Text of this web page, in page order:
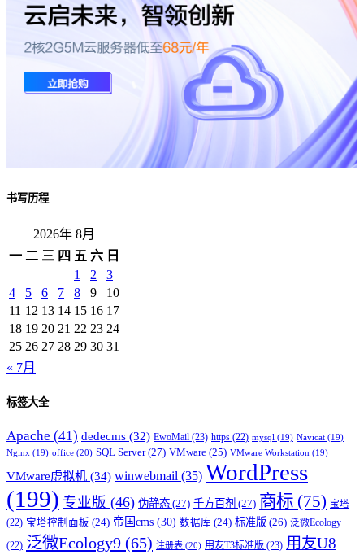
书写历程
2026年 8月
一 二 三 四 五 六 日
1
2
3
4
5 6 7 8 9
10
11 12 13 14 15 16 17
18 19 20 21 22 23 24
25 26 27 28 29 30 31
« 7月
标签大全
Apache (41) dedecms (32) EwoMail (23) https (22) mysql (19) Navicat (19)
Nginx (19) office (20) SQL Server(27) VMware (25) VMware Workstation (19)
VMware虚拟机 (34) winwebmail (35) WordPress
(199) 专业版 (46) 伪静态 (27) 千方百剂 (27) 商标 (75) 宝塔
(22) 宝塔控制面板 (24) 帝国cms (30) 数据库 (24) 标准版 (26) 泛微Ecology
(22) 泛微Ecology9 (65) 注册表 (20) 用友T3标准版 (23) 用友U8